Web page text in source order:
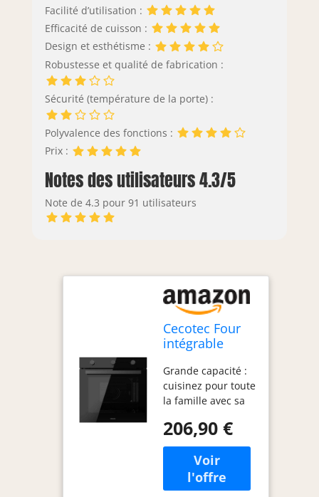
Facilité d’utilisation :
Efficacité de cuisson :
Design et esthétisme :
Robustesse et qualité de fabrication :
Sécurité (température de la porte) :
Polyvalence des fonctions :
Prix :
Notes des utilisateurs 4.3/5
Note de 4.3 pour 91 utilisateurs
Cecotec Four
intégrable
Bolero Hexa
M236000 Glass
Black Time
multifonctions
Capacité de 70
L, 6 fonctions,
classe A, 2800
W
Grande capacité :
cuisinez pour toute
la famille avec sa
70 litres et ses 5
positions de
plateaux. 6
fonctions :
Dégivrage,
206,90 €